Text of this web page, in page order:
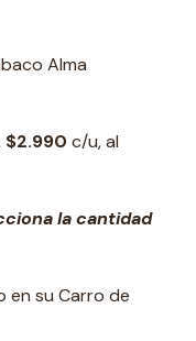
Alma
$2.990 c/u, al
la cantidad
en su Carro de